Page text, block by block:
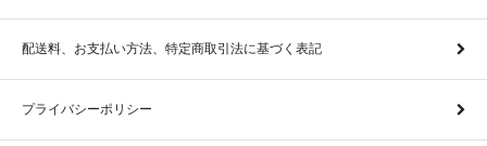
配送料、お支払い方法、特定商取引法に基づく表記
プライバシーポリシー